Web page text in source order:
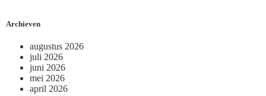
Archieven
augustus 2026
juli 2026
juni 2026
mei 2026
april 2026